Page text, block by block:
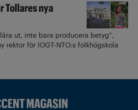
Tollares nya
lära ut, inte bara producera betyg”,
rektor för IOGT-NTO:s folkhögskola